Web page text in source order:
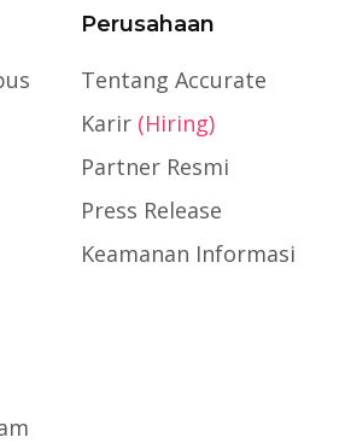
Perusahaan
Tentang Accurate
Karir (Hiring)
Partner Resmi
Press Release
Keamanan Informasi